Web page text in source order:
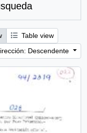
Table view
Descendente